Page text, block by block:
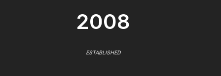
2008
ESTABLISHED